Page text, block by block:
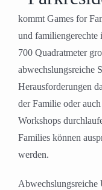
kommt Games for
und familiengerechte
700 Quadratmeter
abwechslungsreiche
Herausforderungen
der Familie oder
Workshops
Families können
werden.
Abwechslungsreiche